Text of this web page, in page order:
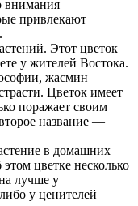
внимания
привлекают
Этот цветок
у жителей Востока.
жасмин
Цветок имеет
поражает своим
название —
в домашних
цветке несколько
лучше у
у ценителей